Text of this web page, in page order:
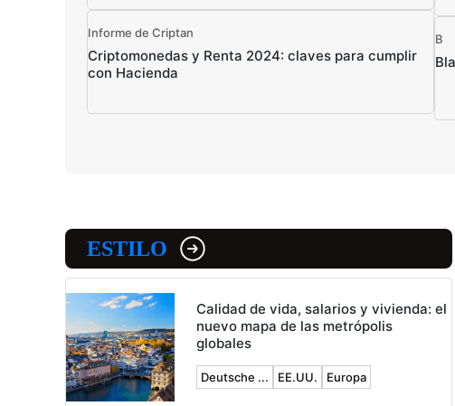
Informe de Criptan
Criptomonedas y Renta 2024: claves para cumplir
con Hacienda
B
ESTILO
Calidad de vida, salarios y vivienda: el
nuevo mapa de las metrópolis
globales
Deutsche ... EE.UU. Europa